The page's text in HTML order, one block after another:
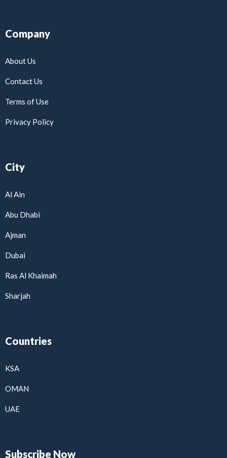
Company
About Us
Contact Us
Terms of Use
Privacy Policy
City
Al Ain
Abu Dhabi
Ajman
Dubai
Ras Al Khaimah
Sharjah
Countries
KSA
OMAN
UAE
Subscribe Now